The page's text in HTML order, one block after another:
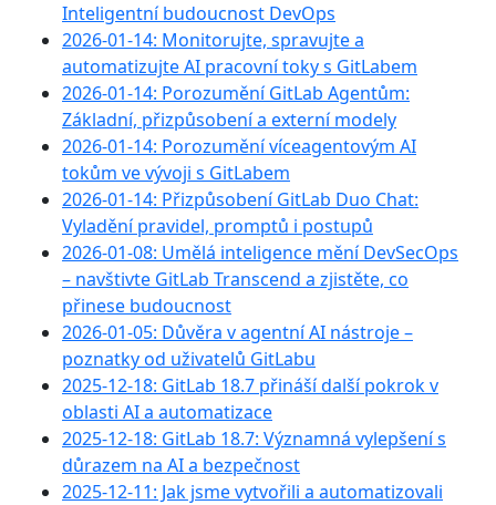
Inteligentní budoucnost DevOps
2026-01-14: Monitorujte, spravujte a
automatizujte AI pracovní toky s GitLabem
2026-01-14: Porozumění GitLab Agentům:
Základní, přizpůsobení a externí modely
2026-01-14: Porozumění víceagentovým AI
tokům ve vývoji s GitLabem
2026-01-14: Přizpůsobení GitLab Duo Chat:
Vyladění pravidel, promptů i postupů
2026-01-08: Umělá inteligence mění DevSecOps
– navštivte GitLab Transcend a zjistěte, co
přinese budoucnost
2026-01-05: Důvěra v agentní AI nástroje –
poznatky od uživatelů GitLabu
2025-12-18: GitLab 18.7 přináší další pokrok v
oblasti AI a automatizace
2025-12-18: GitLab 18.7: Významná vylepšení s
důrazem na AI a bezpečnost
2025-12-11: Jak jsme vytvořili a automatizovali